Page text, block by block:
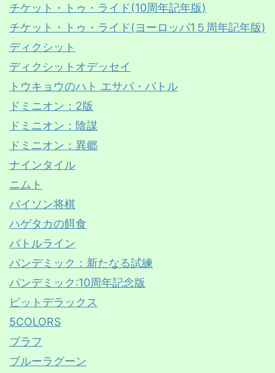
チケット・トゥ・ライド(10周年記年版)
チケット・トゥ・ライド(ヨーロッパ1５周年記年版)
ディクシット
ディクシットオデッセイ
トウキョウのハト エサバ・バトル
ドミニオン：2版
ドミニオン：陰謀
ドミニオン：異郷
ナインタイル
ニムト
バイソン将棋
ハゲタカの餌食
バトルライン
パンデミック：新たなる試練
パンデミック:10周年記念版
ピットデラックス
5COLORS
ブラフ
ブルーラグーン